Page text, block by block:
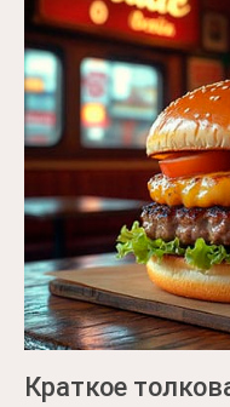
Краткое